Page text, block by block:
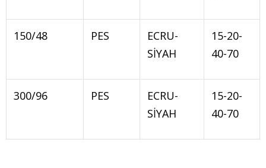
150/48 PES
ECRU-
SİYAH
15-20-
40-70
300/96 PES
ECRU-
SİYAH
15-20-
40-70